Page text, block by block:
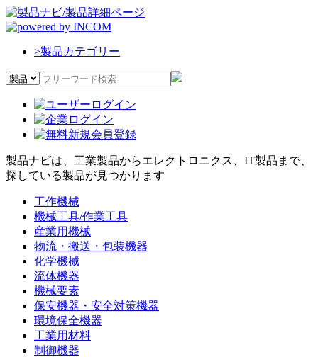
>製品カテゴリー
製品ナビは、工業製品からエレクトロニクス、IT製品まで、
探している製品が見つかります
工作機械
機械工具/作業工具
産業用機械
物流・搬送・包装機器
化学機械
流体機器
機械要素
保安機器・安全対策機器
環境保全機器
工業用材料
制御機器